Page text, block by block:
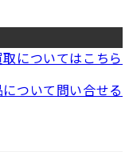
についてはこちら
ついて問い合せる